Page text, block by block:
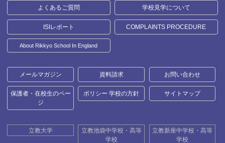
よくあるご質問 学校見学について
ISIレポート COMPLAINTS PROCEDURE
About Rikkyo School In England
メールマガジン 資料請求 お問い合わせ
保護者・在校生のペー
ジ
ポリシー 学校の方針 サイトマップ
立教大学
立教池袋中学校・高等
学校
立教新座中学校・高等
学校